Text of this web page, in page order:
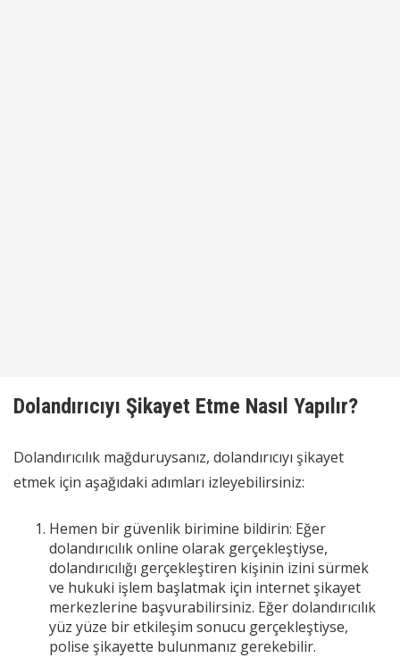
Dolandırıcıyı Şikayet Etme Nasıl Yapılır?
Dolandırıcılık mağduruysanız, dolandırıcıyı şikayet
etmek için aşağıdaki adımları izleyebilirsiniz:
Hemen bir güvenlik birimine bildirin: Eğer
dolandırıcılık online olarak gerçekleştiyse,
dolandırıcılığı gerçekleştiren kişinin izini sürmek
ve hukuki işlem başlatmak için internet şikayet
merkezlerine başvurabilirsiniz. Eğer dolandırıcılık
yüz yüze bir etkileşim sonucu gerçekleştiyse,
polise şikayette bulunmanız gerekebilir.